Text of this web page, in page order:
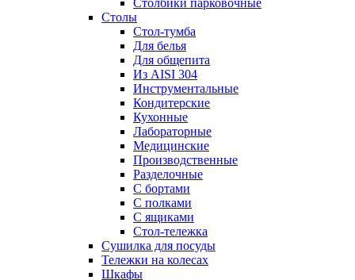
Столбики парковочные
Столы
Cтол-тумба
Для белья
Для общепита
Из AISI 304
Инструментальные
Кондитерские
Кухонные
Лабораторные
Медицинские
Производственные
Разделочные
С бортами
С полками
С ящиками
Стол-тележка
Сушилка для посуды
Тележки на колесах
Шкафы